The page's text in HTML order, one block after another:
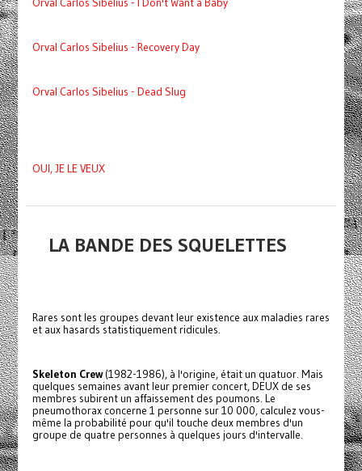
Orval Carlos Sibelius - Recovery Day
Orval Carlos Sibelius - Dead Slug
OUI, JE LE VEUX
LA BANDE DES SQUELETTES
Rares sont les groupes devant leur existence aux maladies rares
et aux hasards statistiquement ridicules.
Skeleton Crew(1982-1986), à l'origine, était un quatuor. Mais
quelques semaines avant leur premier concert, DEUX de ses
membres subirent un affaissement des poumons. Le
pneumothorax concerne 1 personne sur 10 000, calculez vous-
même la probabilité pour qu'il touche deux membres d'un
groupe de quatre personnes à quelques jours d'intervalle.